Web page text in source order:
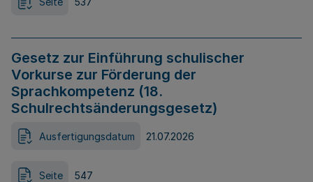
Gesetz zur Einführung schulischer
Vorkurse zur Förderung der
Sprachkompetenz (18.
Schulrechtsänderungsgesetz)
Ausfertigungsdatum 21.07.2026
Seite 547